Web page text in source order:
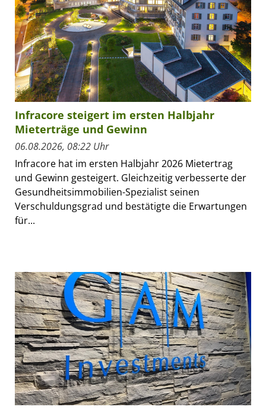
Infracore steigert im ersten Halbjahr
Mieterträge und Gewinn
06.08.2026, 08:22 Uhr
Infracore hat im ersten Halbjahr 2026 Mietertrag
und Gewinn gesteigert. Gleichzeitig verbesserte der
Gesundheitsimmobilien-Spezialist seinen
Verschuldungsgrad und bestätigte die Erwartungen
für...